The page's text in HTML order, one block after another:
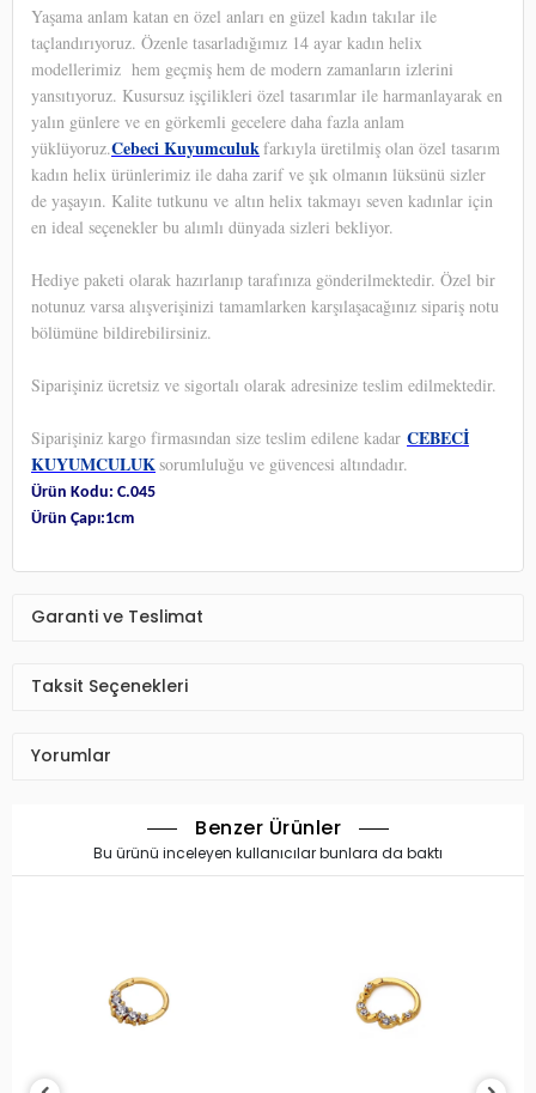
Yaşama anlam katan en özel anları en güzel kadın takılar ile
taçlandırıyoruz. Özenle tasarladığımız 14 ayar kadın helix
modellerimiz hem geçmiş hem de modern zamanların izlerini
yansıtıyoruz. Kusursuz işçilikleri özel tasarımlar ile harmanlayarak en
yalın günlere ve en görkemli gecelere daha fazla anlam
yüklüyoruz.Cebeci Kuyumculukfarkıyla üretilmiş olan özel tasarım
kadın helix ürünlerimiz ile daha zarif ve şık olmanın lüksünü sizler
de yaşayın. Kalite tutkunu ve altın helix takmayı seven kadınlar için
en ideal seçenekler bu alımlı dünyada sizleri bekliyor.
Hediye paketi olarak hazırlanıp tarafınıza gönderilmektedir. Özel bir
notunuz varsa alışverişinizi tamamlarken karşılaşacağınız sipariş notu
bölümüne bildirebilirsiniz.
Siparişiniz ücretsiz ve sigortalı olarak adresinize teslim edilmektedir.
Siparişiniz kargo firmasından size teslim edilene kadar CEBECİ
KUYUMCULUKsorumluluğu ve güvencesi altındadır.
Ürün Kodu: C.045
Ürün Çapı:1cm
Garanti ve Teslimat
Taksit Seçenekleri
Yorumlar
Benzer Ürünler
Bu ürünü inceleyen kullanıcılar bunlara da baktı